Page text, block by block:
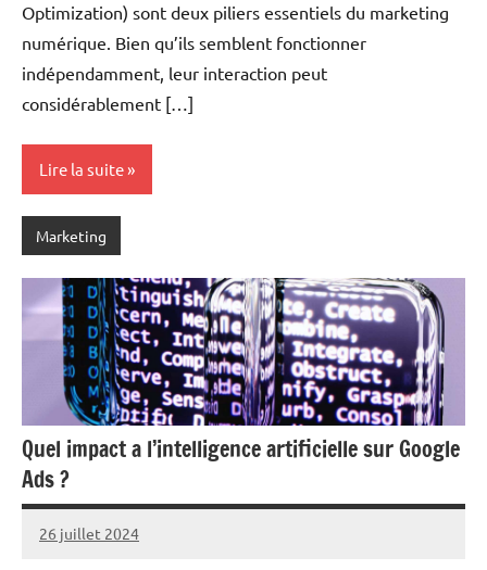
Optimization) sont deux piliers essentiels du marketing
numérique. Bien qu’ils semblent fonctionner
indépendamment, leur interaction peut
considérablement […]
Lire la suite
Marketing
Quel impact a l’intelligence artificielle sur Google
Ads ?
26 juillet 2024
Marc